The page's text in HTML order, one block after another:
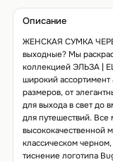
Описание
ЖЕНСКАЯ СУМКА
выходные? Мы
коллекцией ЭЛЬЗА |
широкий ассортимент
размеров, от
для выхода в свет до
для путешествий.
высококачественной
классическом
тиснение логотипа